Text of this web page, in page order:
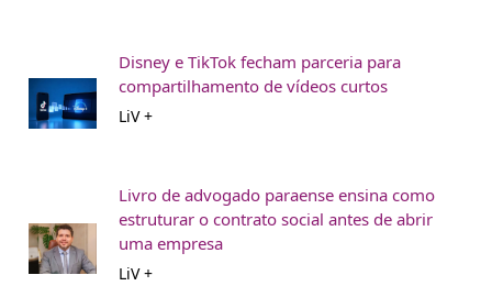
Disney e TikTok fecham parceria para
compartilhamento de vídeos curtos
LiV +
Livro de advogado paraense ensina como
estruturar o contrato social antes de abrir
uma empresa
LiV +